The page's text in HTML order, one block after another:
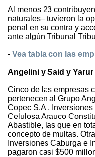
Al menos 23
naturales– tuvieron la
penal en su contra y
ante algún Tribunal
- Vea tabla con las
Angelini y Said y Yarur
Cinco de las empresas
pertenecen al Grupo
Copec S.A.,
Celulosa Arauco
Abastible, las que en
concepto de multas.
Inversiones Caburga e
pagaron casi $500